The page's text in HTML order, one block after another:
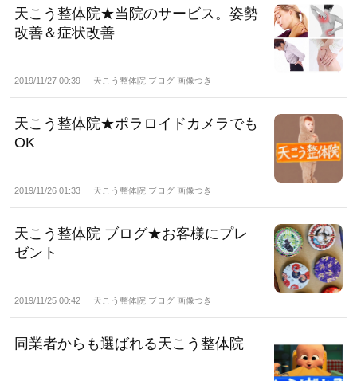
天こう整体院★当院のサービス。姿勢
改善＆症状改善
2019/11/27 00:39 天こう整体院 ブログ 画像つき
天こう整体院★ポラロイドカメラでも
OK
2019/11/26 01:33 天こう整体院 ブログ 画像つき
天こう整体院 ブログ★お客様にプレ
ゼント
2019/11/25 00:42 天こう整体院 ブログ 画像つき
同業者からも選ばれる天こう整体院